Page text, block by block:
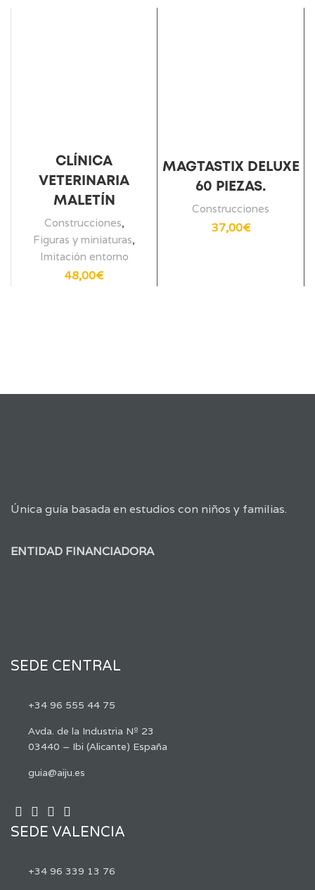
CLÍNICA
VETERINARIA
MALETÍN
Construcciones,
Figuras y miniaturas,
Imitación entorno
48,00€
MAGTASTIX DELUXE
60 PIEZAS.
Construcciones
37,00€
Única guía basada en estudios con niños y familias.
ENTIDAD FINANCIADORA
SEDE CENTRAL
+34 96 555 44 75
Avda. de la Industria Nº 23
03440 – Ibi (Alicante) España
guia@aiju.es
SEDE VALENCIA
+34 96 339 13 76